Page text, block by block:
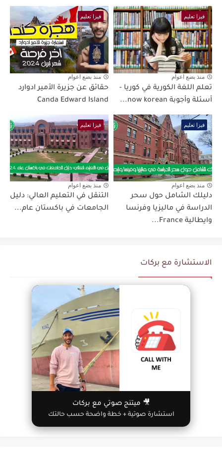
فيزا تعليم
منذ بضع اعوام
تعلم اللغة الكورية في كوريا -
أسئلة وأجوبة now korean...
فيزا تعليم
منذ بضع اعوام
حقائق عن جزيرة الأمير ادوارد
Canda Edward Island
فيزا تعليم
منذ بضع اعوام
دليلك الشامل حول سحر
الدراسة في ماليزيا وفرنسا
وايطالية France...
فيزا تعليم
منذ بضع اعوام
التنقل في التعليم العالي: دليل
الجامعات في باكستان عام...
الاستشارة مع بركات
🎥 ميتنج صوتي مع بركات
استشارة صوتية + خطة واضحة حسب حالتك